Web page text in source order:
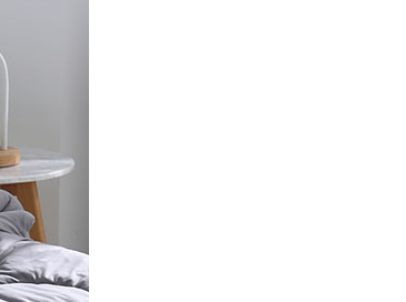
使用他人資訊註冊。若發現惡意使用之情
有權停止該用戶之使用額度並採取法律行